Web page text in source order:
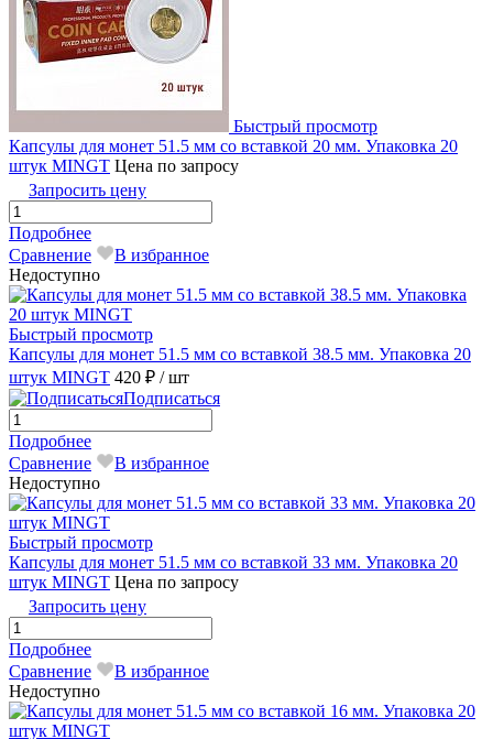
Быстрый просмотр
Капсулы для монет 51.5 мм со вставкой 20 мм. Упаковка 20
штук MINGT Цена по запросу
Запросить цену
Подробнее
Сравнение
В избранное
Недоступно
Быстрый просмотр
Капсулы для монет 51.5 мм со вставкой 38.5 мм. Упаковка 20
штук MINGТ 420 ₽ / шт
Подписаться
Подробнее
Сравнение
В избранное
Недоступно
Быстрый просмотр
Капсулы для монет 51.5 мм со вставкой 33 мм. Упаковка 20
штук MINGТ Цена по запросу
Запросить цену
Подробнее
Сравнение
В избранное
Недоступно